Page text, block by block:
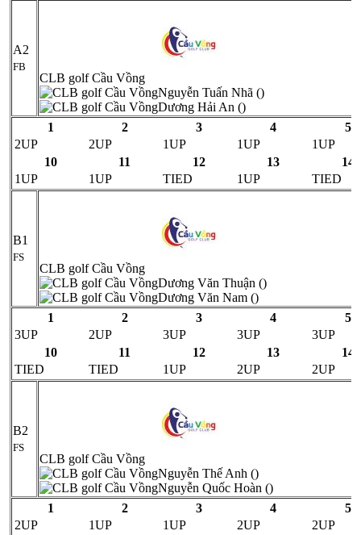
A2
FB
CLB golf Cầu Vồng
Nguyễn Tuấn Nhã ()
Dương Hải An ()
1
2 3 4
5
2UP
2UP 1UP 1UP
1UP
10
11 12 13
14
1UP
1UP TIED 1UP TIED
B1
FS
CLB golf Cầu Vồng
Dương Văn Thuận ()
Dương Văn Nam ()
1
2 3 4
5
3UP
2UP 3UP 3UP
3UP
10
11 12 13
14
TIED
TIED 1UP 2UP 2UP
B2
FS
CLB golf Cầu Vồng
Nguyễn Thế Anh ()
Nguyễn Quốc Hoàn ()
1
2 3 4
5
2UP
1UP 1UP 2UP
2UP